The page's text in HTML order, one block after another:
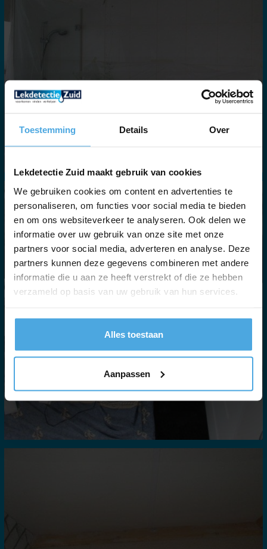
Toestemming Details Over
Lekdetectie Zuid maakt gebruik van cookies
We gebruiken cookies om content en advertenties te
personaliseren, om functies voor social media te bieden
en om ons websiteverkeer te analyseren. Ook delen we
informatie over uw gebruik van onze site met onze
partners voor social media, adverteren en analyse. Deze
partners kunnen deze gegevens combineren met andere
informatie die u aan ze heeft verstrekt of die ze hebben
verzameld op basis van uw gebruik van hun services.
Alles toestaan
Aanpassen